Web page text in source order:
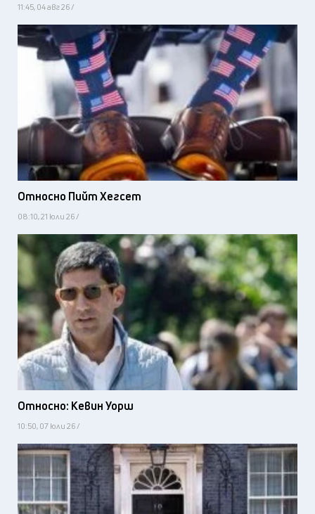
11:45, 04 авг 26 /
Относно Пийт Хегсет
08:10, 21 юли 26 /
Относно: Кевин Уорш
10:50, 07 юли 26 /